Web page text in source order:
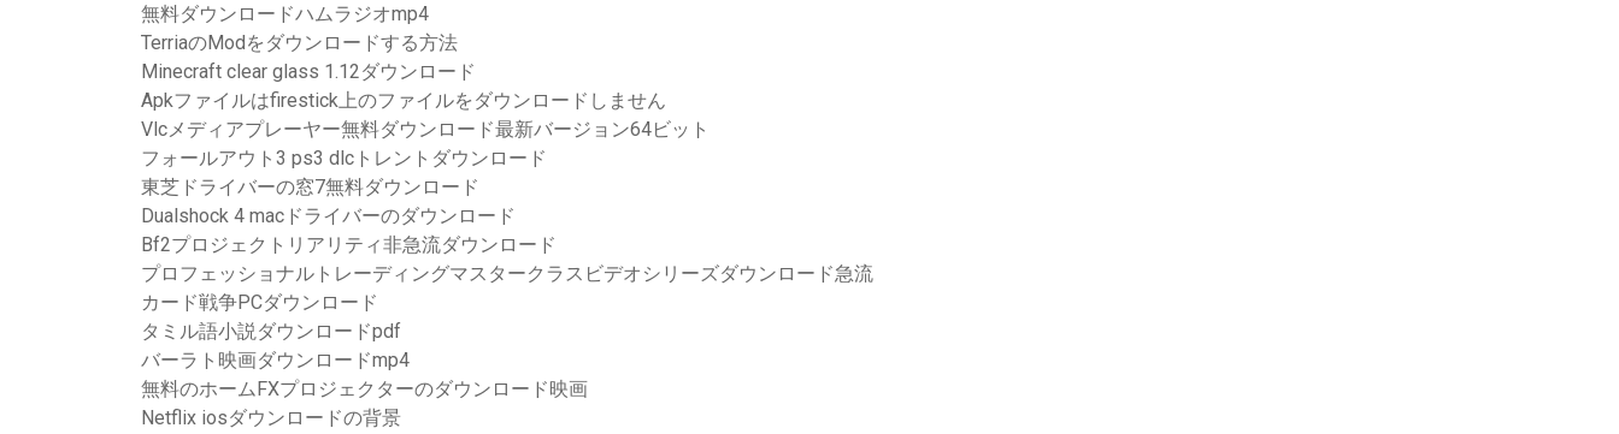
無料ダウンロードハムラジオmp4
TerriaのModをダウンロードする方法
Minecraft clear glass 1.12ダウンロード
Apkファイルはfirestick上のファイルをダウンロードしません
Vlcメディアプレーヤー無料ダウンロード最新バージョン64ビット
フォールアウト3 ps3 dlcトレントダウンロード
東芝ドライバーの窓7無料ダウンロード
Dualshock 4 macドライバーのダウンロード
Bf2プロジェクトリアリティ非急流ダウンロード
プロフェッショナルトレーディングマスタークラスビデオシリーズダウンロード急流
カード戦争PCダウンロード
タミル語小説ダウンロードpdf
バーラト映画ダウンロードmp4
無料のホームFXプロジェクターのダウンロード映画
Netflix io​​sダウンロードの背景